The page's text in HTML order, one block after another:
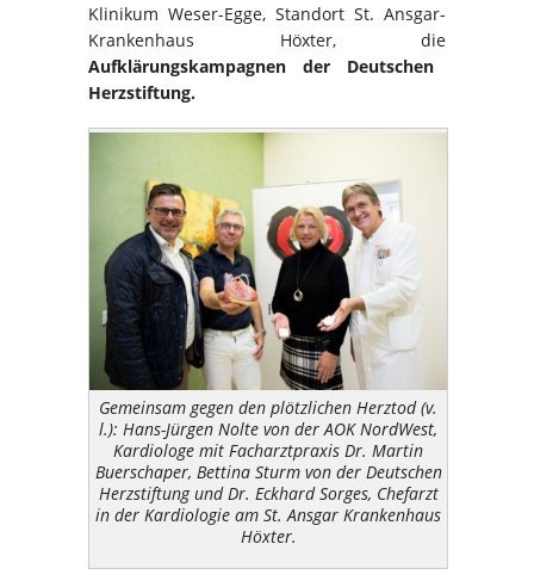
Klinikum Weser-Egge, Standort St. Ansgar-
Krankenhaus Höxter, die
Aufklärungskampagnen der Deutschen
Herzstiftung.
Gemeinsam gegen den plötzlichen Herztod (v.
l.): Hans-Jürgen Nolte von der AOK NordWest,
Kardiologe mit Facharztpraxis Dr. Martin
Buerschaper, Bettina Sturm von der Deutschen
Herzstiftung und Dr. Eckhard Sorges, Chefarzt
in der Kardiologie am St. Ansgar Krankenhaus
Höxter.